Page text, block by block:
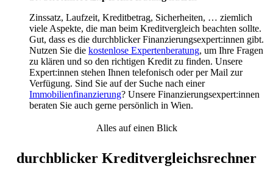
Zinssatz, Laufzeit, Kreditbetrag, Sicherheiten, … ziemlich
viele Aspekte, die man beim Kreditvergleich beachten sollte.
Gut, dass es die durchblicker Finanzierungsexpert:innen gibt.
Nutzen Sie die kostenlose Expertenberatung, um Ihre Fragen
zu klären und so den richtigen Kredit zu finden. Unsere
Expert:innen stehen Ihnen telefonisch oder per Mail zur
Verfügung. Sind Sie auf der Suche nach einer
Immobilienfinanzierung? Unsere Finanzierungsexpert:innen
beraten Sie auch gerne persönlich in Wien.
Alles auf einen Blick
durchblicker Kreditvergleichs­rechner